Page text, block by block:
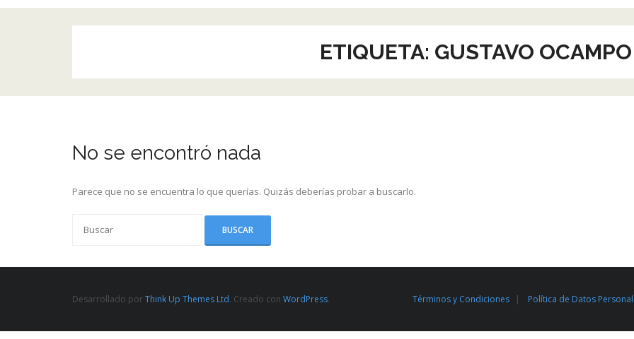
ETIQUETA: GUSTAVO OCAMPO
No se encontró nada
Parece que no se encuentra lo que querías. Quizás deberías probar a buscarlo.
Desarrollado porThink Up Themes Ltd. Creado con WordPress. Términos y Condiciones Política de Datos